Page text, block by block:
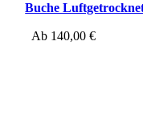
Buche
Ab 140,00€